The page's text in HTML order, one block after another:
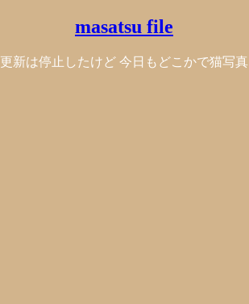
masatsu file
更新は停止したけど 今日もどこかで猫写真